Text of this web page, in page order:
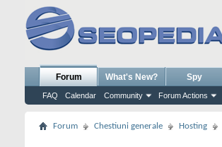
Forum
FAQ Calendar Community Forum Actions
What's New? Spy
Forum Chestiuni generale Hosting